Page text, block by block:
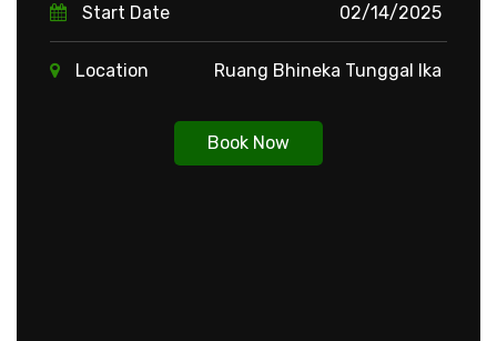
Start Date 02/14/2025
Location Ruang Bhineka Tunggal Ika
Book Now